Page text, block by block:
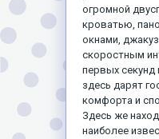
огромной
кроватью,
окнами,
скоростным
первых секунд
здесь дарят
комфорта и
Здесь же
наиболее